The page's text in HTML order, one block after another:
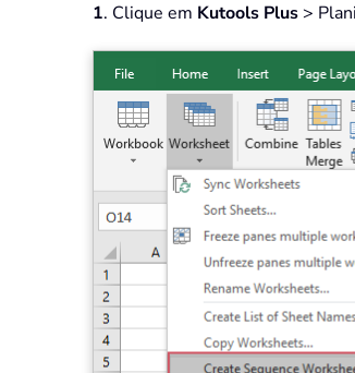
1. Clique em Kutools Plus >